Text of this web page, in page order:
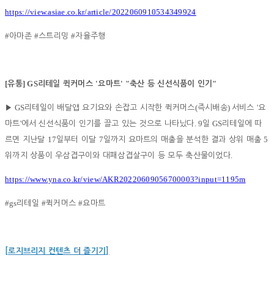
https://view.asiae.co.kr/article/2022060910534349924
#아마존#스트리밍#자율주행
[유통] GS리테일 퀵커머스 '요마트' "축산 등 신선식품이 인기 "
▶ GS리테일이 배달앱 요기요와 손잡고 시작한 퀵커머스(즉시배송) 서비스 '요
마트'에서 신선식품이 인기를 끌고 있는 것으로 나타났다. 9일GS리테일에 따
르면 지난달 17일부터 이달 7일까지 요마트의 매출을 분석한 결과 상위 매출5
위까지 상품이 우삼겹구이와 대패삼겹살구이 등 모두 축산물이었다.
https://www.yna.co.kr/view/AKR20220609056700003?input=1195m
#gs리테일#퀵커머스#요마트
[로지브리지 컨텐츠 더 즐기기]